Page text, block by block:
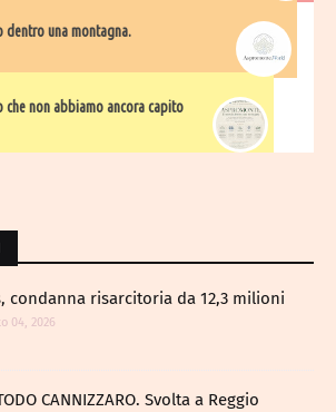
una montagna.
non abbiamo ancora capito
condanna risarcitoria da 12,3 milioni
04, 2026
CANNIZZARO​. Svolta a Reggio